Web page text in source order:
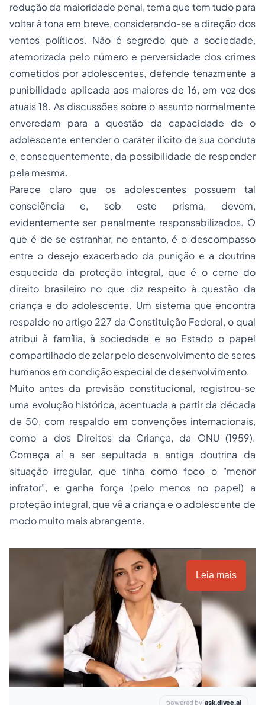
redução da maioridade penal, tema que tem tudo para
voltar à tona em breve, considerando-se a direção dos
ventos políticos. Não é segredo que a sociedade,
atemorizada pelo número e perversidade dos crimes
cometidos por adolescentes, defende tenazmente a
punibilidade aplicada aos maiores de 16, em vez dos
atuais 18. As discussões sobre o assunto normalmente
enveredam para a questão da capacidade de o
adolescente entender o caráter ilícito de sua conduta
e, consequentemente, da possibilidade de responder
pela mesma.
Parece claro que os adolescentes possuem tal
consciência e, sob este prisma, devem,
evidentemente ser penalmente responsabilizados. O
que é de se estranhar, no entanto, é o descompasso
entre o desejo exacerbado da punição e a doutrina
esquecida da proteção integral, que é o cerne do
direito brasileiro no que diz respeito à questão da
criança e do adolescente. Um sistema que encontra
respaldo no artigo 227 da Constituição Federal, o qual
atribui à família, à sociedade e ao Estado o papel
compartilhado de zelar pelo desenvolvimento de seres
humanos em condição especial de desenvolvimento.
Muito antes da previsão constitucional, registrou-se
uma evolução histórica, acentuada a partir da década
de 50, com respaldo em convenções internacionais,
como a dos Direitos da Criança, da ONU (1959).
Começa aí a ser sepultada a antiga doutrina da
situação irregular, que tinha como foco o "menor
infrator", e ganha força (pelo menos no papel) a
proteção integral, que vê a criança e o adolescente de
modo muito mais abrangente.
Leia mais